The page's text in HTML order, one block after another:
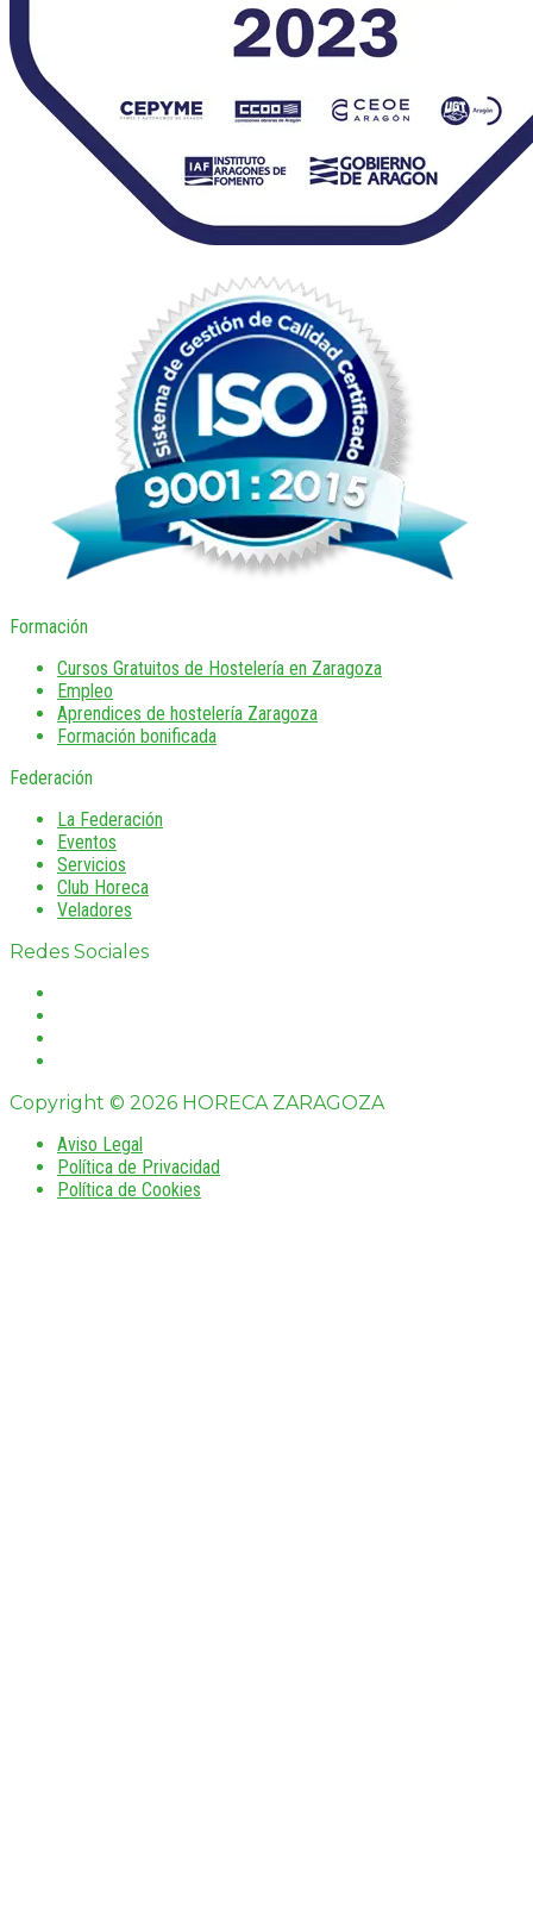
Formación
Cursos Gratuitos de Hostelería en Zaragoza
Empleo
Aprendices de hostelería Zaragoza
Formación bonificada
Federación
La Federación
Eventos
Servicios
Club Horeca
Veladores
Redes Sociales
Copyright © 2026 HORECA ZARAGOZA
Aviso Legal
Política de Privacidad
Política de Cookies